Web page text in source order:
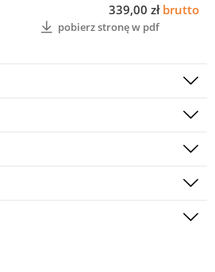
339,00 zł brutto
pobierz stronę w pdf